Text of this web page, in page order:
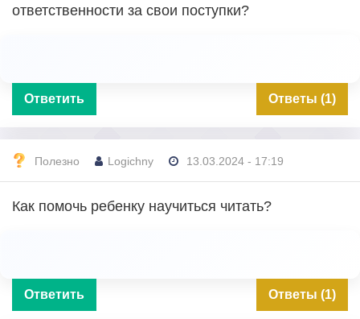
ответственности за свои поступки?
Ответить Ответы (1)
Полезно Logichny 13.03.2024 - 17:19
Как помочь ребенку научиться читать?
Ответить Ответы (1)